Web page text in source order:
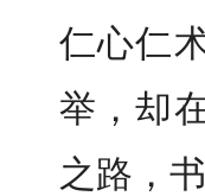
仁心仁
举，却
之路，